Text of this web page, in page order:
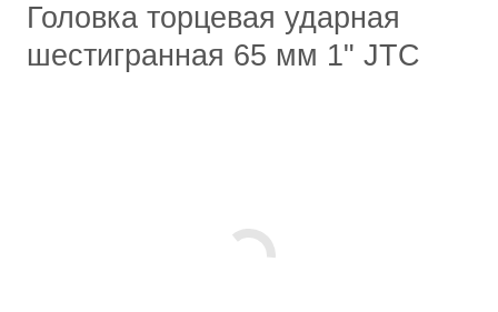
Головка торцевая ударная
шестигранная 65 мм 1" JTC